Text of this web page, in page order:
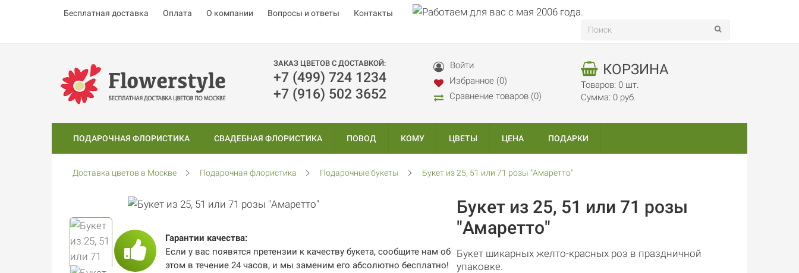
Бесплатная доставка Оплата О компании Вопросы и ответы Контакты
ЗАКАЗ ЦВЕТОВ С ДОСТАВКОЙ:
+7 (499) 724 1234
+7 (916) 502 3652
Войти
Избранное (0)
Сравнение товаров (0)
КОРЗИНА
Товаров: 0 шт.
Сумма: 0 руб.
ПОДАРОЧНАЯ ФЛОРИСТИКА СВАДЕБНАЯ ФЛОРИСТИКА ПОВОД КОМУ ЦВЕТЫ ЦЕНА ПОДАРКИ
Доставка цветов в Москве Подарочная флористика Подарочные букеты Букет из 25, 51 или 71 розы "Амаретто"
Гарантии качества:
Если у вас появятся претензии к качеству букета, сообщите нам об
этом в течение 24 часов, и мы заменим его абсолютно бесплатно!
Букет из 25, 51 или 71 розы
"Амаретто"
Букет шикарных желто-красных роз в праздничной
упаковке.